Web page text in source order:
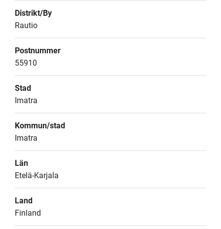
Distrikt/By
Rautio
Postnummer
55910
Stad
Imatra
Kommun/stad
Imatra
Län
Etelä-Karjala
Land
Finland